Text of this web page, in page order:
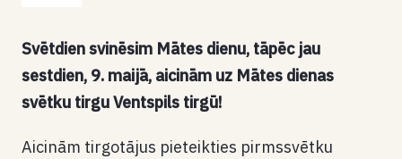
Svētdien svinēsim Mātes dienu, tāpēc jau
sestdien, 9. maijā, aicinām uz Mātes dienas
svētku tirgu Ventspils tirgū!
Aicinām tirgotājus pieteikties pirmssvētku